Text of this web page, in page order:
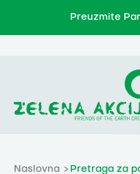
Preuzmite
Naslovna Pretraga za